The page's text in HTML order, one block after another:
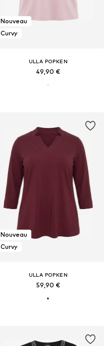
Nouveau
Curvy
ULLA POPKEN
49,90 €
Nouveau
Curvy
ULLA POPKEN
59,90 €